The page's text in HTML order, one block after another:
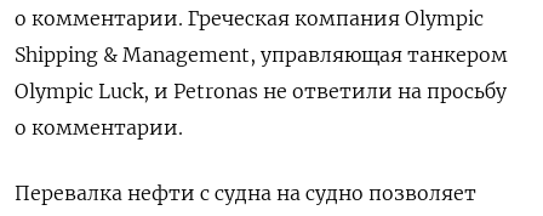
о комментарии. Греческая компания Olympic
Shipping & Management, управляющая танкером
Olympic Luck, и Petronas не ответили на просьбу
о комментарии.
Перевалка нефти с судна на судно позволяет